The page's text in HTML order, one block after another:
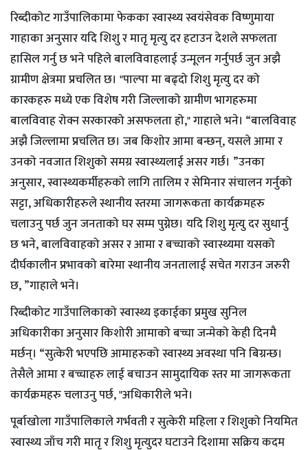
रिब्दीकोट गाउँपालिकामा फेकका स्वास्थ्य स्वयंसेवक विष्णुमाया
गाहाका अनुसार यदि शिशु र मातृ मृत्यु दर हटाउन देशले सफलता
हासिल गर्नु छ भने पहिले बालविवाहलाई उन्मूलन गर्नुपर्छ जुन अझै
ग्रामीण क्षेत्रमा प्रचलित छ। "पाल्पा मा बढ्दो शिशु मृत्यु दर को
कारकहरु मध्ये एक विशेष गरी जिल्लाको ग्रामीण भागहरुमा
बालविवाह रोक्न सरकारको असफलता हो," गाहाले भने। “बालविवाह
अझै जिल्लामा प्रचलित छ। जब किशोर आमा बन्छन्, यसले आमा र
उनको नवजात शिशुको समग्र स्वास्थ्यलाई असर गर्छ। ”उनका
अनुसार, स्वास्थ्यकर्मीहरुको लागि तालिम र सेमिनार संचालन गर्नुको
सट्टा, अधिकारीहरुले स्थानीय स्तरमा जागरूकता कार्यक्रमहरु
चलाउनु पर्छ जुन जनताको घर सम्म पुग्नेछ। यदि शिशु मृत्यु दर सुधार्नु
छ भने, बालविवाहको असर र आमा र बच्चाको स्वास्थ्यमा यसको
दीर्घकालीन प्रभावको बारेमा स्थानीय जनतालाई सचेत गराउन जरुरी
छ, ”गाहाले भने।
रिब्दीकोट गाउँपालिकाको स्वास्थ्य इकाईका प्रमुख सुनिल
अधिकारीका अनुसार किशोरी आमाको बच्चा जन्मेको केही दिनमै
मर्छन्। “सुत्केरी भएपछि आमाहरुको स्वास्थ्य अवस्था पनि बिग्रन्छ।
तेसैले आमा र बच्चाहरु लाई बचाउन सामुदायिक स्तर मा जागरूकता
कार्यक्रमहरु चलाउनु पर्छ, "अधिकारीले भने।
पूर्बाखोला गाउँपालिकाले गर्भवती र सुत्केरी महिला र शिशुको नियमित
स्वास्थ्य जाँच गरी मातृ र शिशु मृत्युदर घटाउने दिशामा सक्रिय कदम